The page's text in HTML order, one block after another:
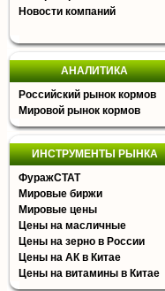
Новости компаний
АНАЛИТИКА
Российский рынок кормов
Мировой рынок кормов
ИНСТРУМЕНТЫ РЫНКА
ФуражСТАТ
Мировые биржи
Мировые цены
Цены на масличные
Цены на зерно в России
Цены на АК в Китае
Цены на витамины в Китае